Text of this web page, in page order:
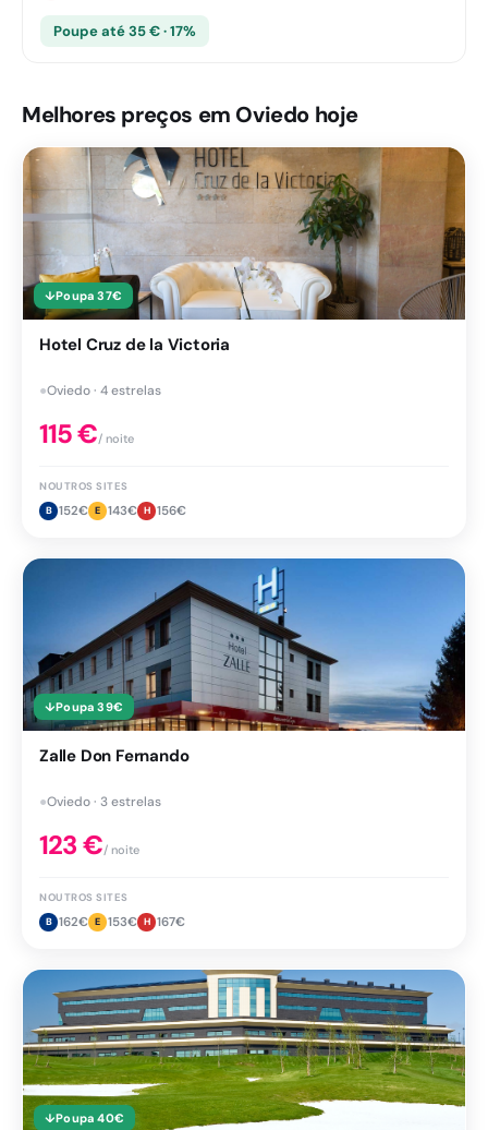
Poupe até 35 € · 17%
Melhores preços em Oviedo hoje
↓Poupa 37€
Hotel Cruz de la Victoria
●Oviedo · 4 estrelas
115€/ noite
NOUTROS SITES
B 152€ E 143€ H 156€
↓Poupa 39€
Zalle Don Fernando
●Oviedo · 3 estrelas
123€/ noite
NOUTROS SITES
B 162€ E 153€ H 167€
↓Poupa 40€